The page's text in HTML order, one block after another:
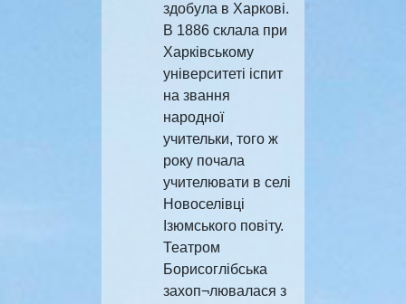
здобула в Харкові.
В 1886 склала при
Харківському
університеті іспит
на звання
народної
учительки, того ж
року почала
учителювати в селі
Новоселівці
Ізюмського повіту.
Театром
Борисоглібська
захоп¬лювалася з